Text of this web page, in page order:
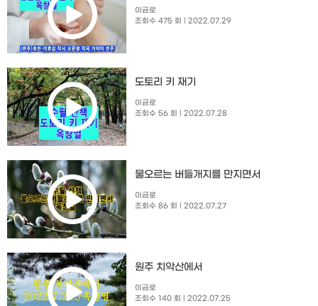
이금로
조회수 475 회
| 2022.07.29
도토리 키 재기
이금로
조회수 56 회
| 2022.07.28
물오르는 버들개지를 만지면서
이금로
조회수 86 회
| 2022.07.27
원주 치악산에서
이금로
조회수 140 회
| 2022.07.25